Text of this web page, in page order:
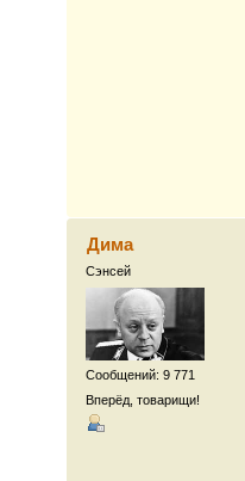
Дима
Сэнсей
Сообщений: 9 771
Вперёд, товарищи!